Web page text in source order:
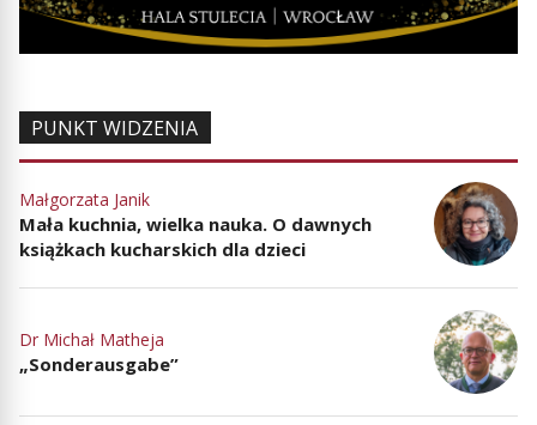
PUNKT WIDZENIA
Małgorzata Janik
Mała kuchnia, wielka nauka. O dawnych
książkach kucharskich dla dzieci
Dr Michał Matheja
„Sonderausgabe”